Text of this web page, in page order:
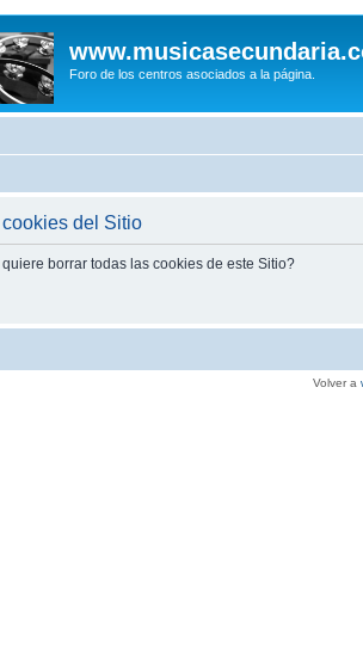
Foro de los centros asociados a la página.
del Sitio
borrar todas las cookies de este Sitio?
Volver a